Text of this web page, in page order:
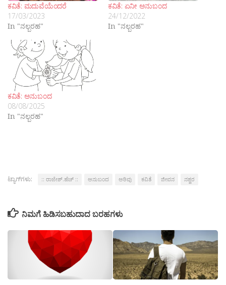
ಕವಿತೆ: ಮದುವೆಯೆಂದರೆ
17/03/2023
In "ನಲ್ಬರಹ"
ಕವಿತೆ: ಏನೀ ಅನುಬಂದ
24/12/2022
In "ನಲ್ಬರಹ"
ಕವಿತೆ: ಅನುಬಂದ
08/08/2025
In "ನಲ್ಬರಹ"
ಟ್ಯಾಗ್‌ಗಳು: :: ರಾಜೇಶ್.ಹೆಚ್ :: ಅನುಬಂದ ಅರಿವು ಕವಿತೆ ಜೀವನ ನಶ್ವರ
ನಿಮಗೆ ಹಿಡಿಸಬಹುದಾದ ಬರಹಗಳು